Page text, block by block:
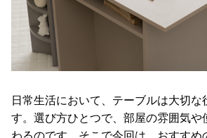
日常生活において、テーブルは大切な
す。選び方ひとつで、部屋の雰囲気や
わるのです。そこで今回は、おすすめ